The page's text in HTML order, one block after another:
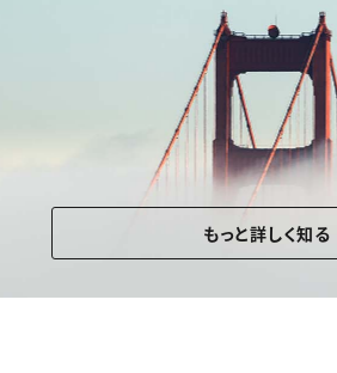
もっと詳しく知る